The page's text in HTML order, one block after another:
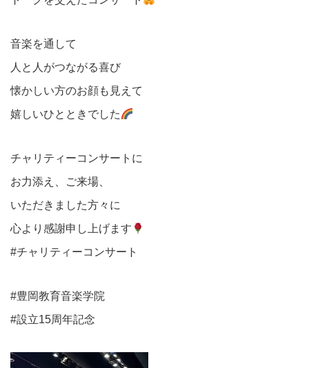
音楽を通して
人と人がつながる喜び
懐かしい方のお顔も見えて
嬉しいひとときでした
チャリティーコンサートに
お力添え、ご来場、
いただきました方々に
心より感謝申し上げます
#チャリティーコンサート
#豊岡教育音楽学院
#設立15周年記念